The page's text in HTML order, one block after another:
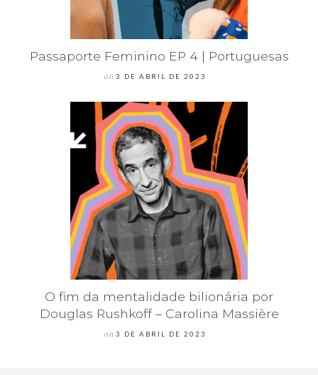
Passaporte Feminino EP 4 | Portuguesas
on 3 DE ABRIL DE 2023
O fim da mentalidade bilionária por
Douglas Rushkoff – Carolina Massière
on 3 DE ABRIL DE 2023